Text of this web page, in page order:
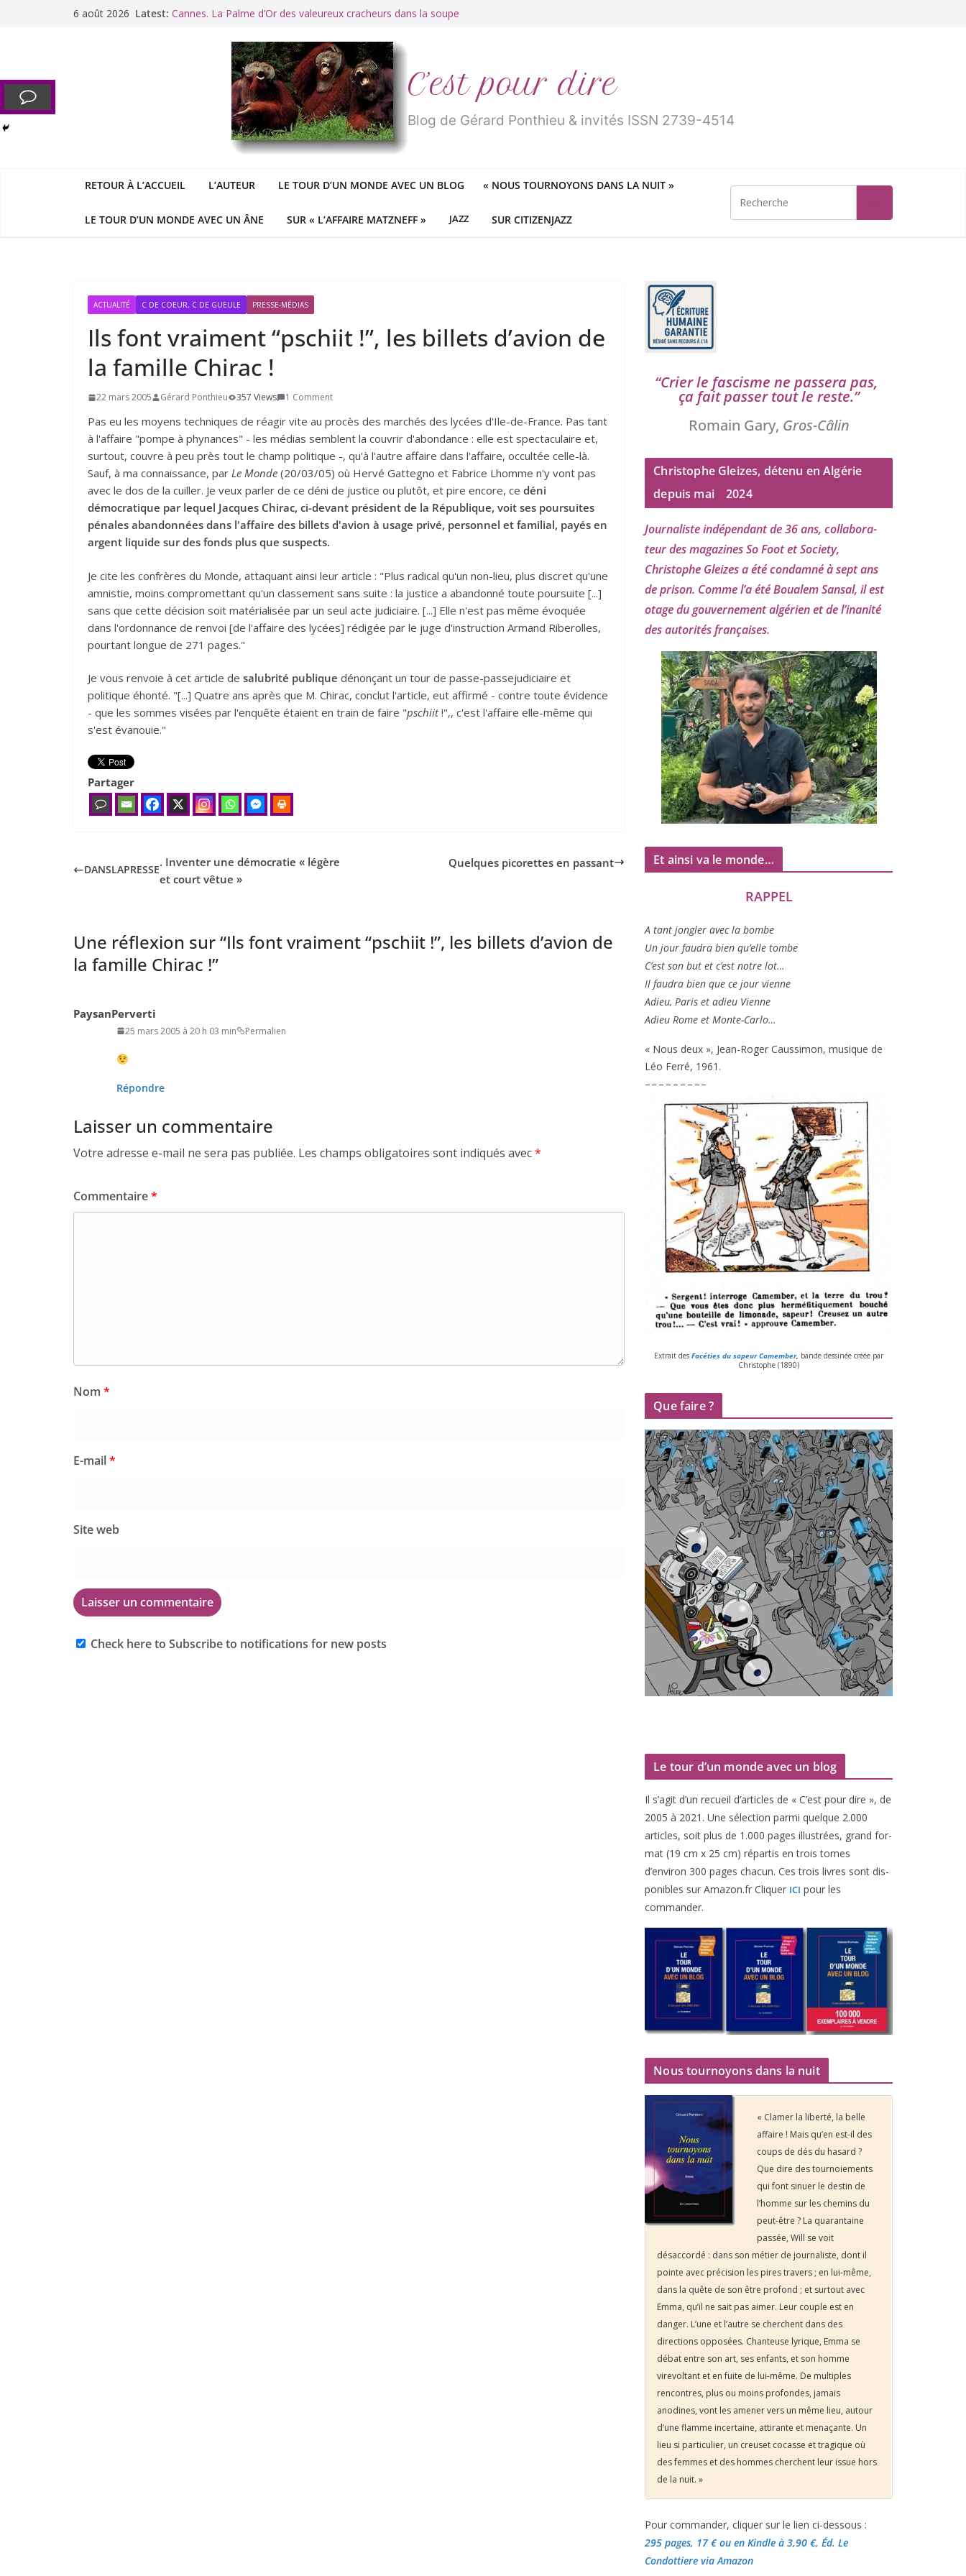
6 août 2026 Latest: Cannes. La Palme d’Or des valeureux cracheurs dans la soupe
Racisme. Moi, Picard-Marseillais traité de « blanc de merde » !
George : « Le meilleur des mondes » ou «
Le patriarcat », bouc émissaire des féministes idéologiquesC’est pour dire
Blog de Gérard Ponthieu & invités ISSN 2739-4514
RETOUR À L’ACCUEIL L’AUTEUR LE TOUR D’UN MONDE AVEC UN BLOG « NOUS TOURNOYONS DANS LA NUIT »
LE TOUR D’UN MONDE AVEC UN ÂNE SUR « L’AFFAIRE MATZNEFF » JAZZ SUR CITIZENJAZZ
ACTUALITÉ C DE COEUR, C DE GUEULE PRESSE-MÉDIAS
Ils font vraiment “pschiit !”, les billets d’avion de
la famille Chirac !
22 mars 2005 Gérard Ponthieu 357 Views 1 Comment
Pas eu les moyens techniques de réagir vite au procès des marchés des lycées d'Ile-de-France. Pas tant
à l'affaire "pompe à phynances" - les médias semblent la couvrir d'abondance : elle est spectaculaire et,
surtout, couvre à peu près tout le champ politique -, qu'à l'autre affaire dans l'affaire, occultée celle-là.
Sauf, à ma connaissance, par Le Monde (20/03/05) où Hervé Gattegno et Fabrice Lhomme n'y vont pas
avec le dos de la cuiller. Je veux parler de ce déni de justice ou plutôt, et pire encore, ce déni
démocratique par lequel Jacques Chirac, ci-devant président de la République, voit ses poursuites
pénales abandonnées dans l'affaire des billets d'avion à usage privé, personnel et familial, payés en
argent liquide sur des fonds plus que suspects.
Je cite les confrères du Monde, attaquant ainsi leur article : "Plus radical qu'un non-lieu, plus discret qu'une
amnistie, moins compromettant qu'un classement sans suite : la justice a abandonné toute poursuite [...]
sans que cette décision soit matérialisée par un seul acte judiciaire. [...] Elle n'est pas même évoquée
dans l'ordonnance de renvoi [de l'affaire des lycées] rédigée par le juge d'instruction Armand Riberolles,
pourtant longue de 271 pages."
Je vous renvoie à cet article de salubrité publique dénonçant un tour de passe-passejudiciaire et
politique éhonté. "[...] Quatre ans après que M. Chirac, conclut l'article, eut affirmé - contre toute évidence
- que les sommes visées par l'enquête étaient en train de faire "pschiit!",, c'est l'affaire elle-même qui
s'est évanouie."
Partager
DANSLAPRESSE
. Inventer une démocratie « légère
et court vêtue »
Quelques picorettes en passant
Une réflexion sur “Ils font vraiment “pschiit !”, les billets d’avion de
la famille Chirac !”
PaysanPerverti
25 mars 2005 à 20 h 03 min Permalien
Répondre
Laisser un commentaire
Votre adresse e-mail ne sera pas publiée. Les champs obligatoires sont indiqués avec*
Commentaire*
Nom *
E-mail*
Site web
Check here to Subscribe to notifications for new posts
“Crier le fas­cisme ne pas­se­ra pas,
ça fait pas­ser tout le reste.”
Romain Gary, Gros-Câlin
Christophe Gleizes, détenu en Algérie
depuis mai
2024
Journaliste indé­pen­dant de36ans, col­la­bo­ra­
teur des maga­zines So Foot et Society,
Christophe Gleizesa été condam­né à sept ans
de pri­son. Comme l’a été Boualem Sansal, il est
otage du gou­ver­ne­ment algé­rien et de l’i­na­ni­té
des auto­ri­tés françaises.
Et ainsi va le monde…
RAPPEL
A tant jon­gler avec la bombe
Un jour fau­dra bien qu’elle tombe
C’est son but et c’est notre lot…
Il fau­dra bien que ce jour vienne
Adieu, Paris et adieu Vienne
Adieu Rome et Monte-Carlo…
« Nous deux », Jean-Roger Caussimon, musique de
Léo Ferré, 1961 .
– – – – – – – – –
Extrait des Facéties du sapeur Camember, bande des­si­née créée par
Christophe (1890)
Que faire ?
Le tour d’un monde avec un blog
Il s’agit d’un recueil d’ar­ticles de « C’est pour dire », de
2005 à 2021 . Une sélec­tion par­mi quelque 2.000
articles, soit plus de 1 .000 pages illus­trées, grand for­
mat (19 cm x 25 cm) répar­tis en trois tomes
d’environ 300 pages cha­cun. Ces trois livres sont dis­
po­nibles sur Amazon​.fr Cliquer ICI pour les
commander.
Nous tournoyons dans la nuit
« Clamer la liberté, la belle
affaire ! Mais qu’en est-il des
coups de dés du hasard ?
Que dire des tournoiements
qui font sinuer le destin de
l’homme sur les chemins du
peut-être ? La quarantaine
passée, Will se voit
désaccordé : dans son métier de journaliste, dont il
pointe avec précision les pires travers ; en lui-même,
dans la quête de son être profond ; et surtout avec
Emma, qu’il ne sait pas aimer. Leur couple est en
danger. L’une et l’autre se cherchent dans des
directions opposées. Chanteuse lyrique, Emma se
débat entre son art, ses enfants, et son homme
virevoltant et en fuite de lui-même. De multiples
rencontres, plus ou moins profondes, jamais
anodines, vont les amener vers un même lieu, autour
d’une flamme incertaine, attirante et menaçante. Un
lieu si particulier, un creuset cocasse et tragique où
des femmes et des hommes cherchent leur issue hors
de la nuit. »
Pour commander, cliquer sur le lien ci-dessous :
295 pages, 17 €ou en Kindle à 3,90 €, Éd. Le
Condottiere via Amazon